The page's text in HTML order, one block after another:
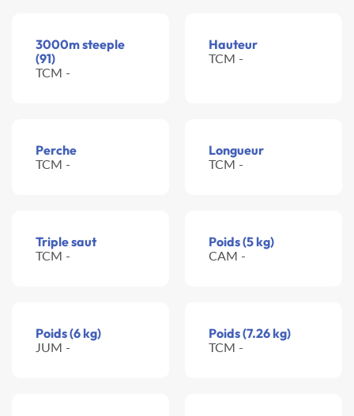
3000m steeple
(91)
TCM -
Hauteur
TCM -
Perche
TCM -
Longueur
TCM -
Triple saut
TCM -
Poids (5 kg)
CAM -
Poids (6 kg)
JUM -
Poids (7.26 kg)
TCM -